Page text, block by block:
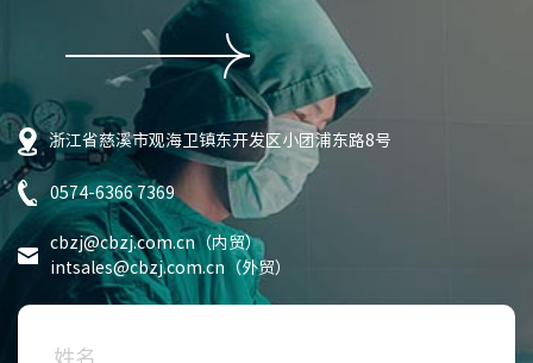
浙江省慈溪市观海卫镇东开发区小团浦东路8号
0574-6366 7369
cbzj@cbzj.com.cn（内贸）
intsales@cbzj.com.cn（外贸）